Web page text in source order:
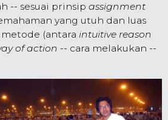
-- sesuai prinsip assignment
yang utuh dan luas
(antara intuitive reason
of action -- cara melakukan --